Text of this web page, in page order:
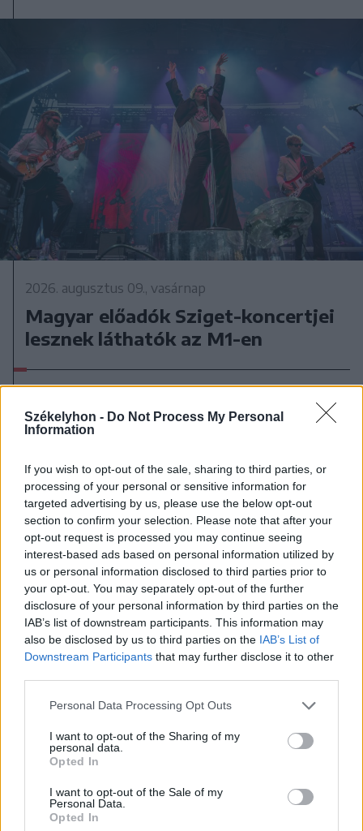
Székelyhon - Do Not Process My Personal
Information
If you wish to opt-out of the sale, sharing to third parties, or
processing of your personal or sensitive information for
targeted advertising by us, please use the below opt-out
section to confirm your selection. Please note that after your
opt-out request is processed you may continue seeing
interest-based ads based on personal information utilized by
us or personal information disclosed to third parties prior to
your opt-out. You may separately opt-out of the further
disclosure of your personal information by third parties on the
IAB’s list of downstream participants. This information may
also be disclosed by us to third parties on the IAB’s List of
Downstream Participants that may further disclose it to other
Personal Data Processing Opt Outs
I want to opt-out of the Sharing of my
personal data.
Opted In
I want to opt-out of the Sale of my
Personal Data.
Opted In
2026. augusztus 09., vasárnap
Magyar előadók Sziget-koncertjei
lesznek láthatók az M1-en
2026. augusztus 08., szombat
köztársasági elnöki tisztségre